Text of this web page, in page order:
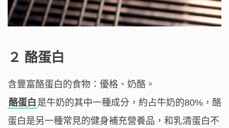
２ 酪蛋白
含豐富酪蛋白的食物：優格、奶酪。
酪蛋白 是牛奶的其中一種成分，約占牛奶的80%，酪
蛋白是另一種常見的健身補充營養品，和乳清蛋白不